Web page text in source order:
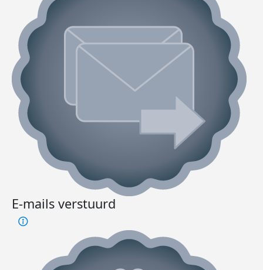
E-mails verstuurd